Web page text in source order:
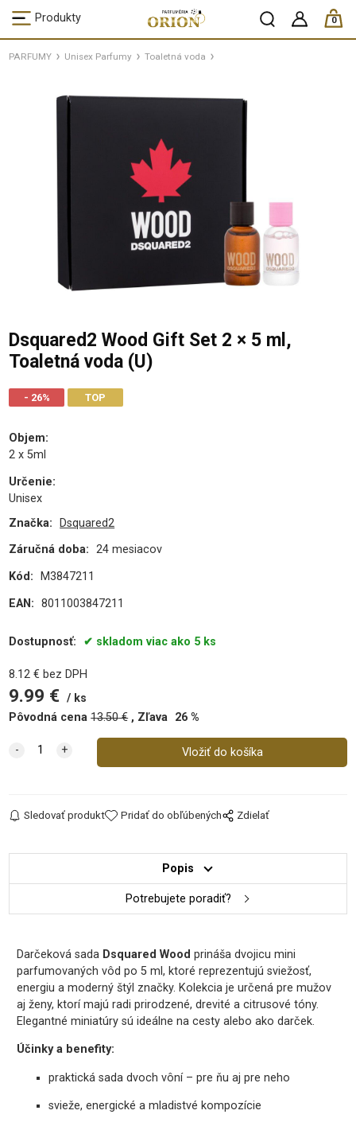
Produkty 0
ks /
PARFUMY Unisex Parfumy Toaletná voda
Dsquared2 Wood Gift Set 2 × 5 ml,
Toaletná voda (U)
- 26% TOP
Objem:
2 x 5ml
Určenie:
Unisex
Značka:
Dsquared2
Záručná doba: 24 mesiacov
Kód:
M3847211
EAN: 8011003847211
Dostupnosť: skladom viac ako 5 ks
8.12 € bez DPH
9.99 €
ks
Pôvodná cena 13.50€ Zľava 26 %
Sledovať produkt Pridať do obľúbených Zdielať
Popis
Potrebujete poradiť?
Darčeková sada Dsquared Wood prináša dvojicu mini
parfumovaných vôd po 5 ml, ktoré reprezentujú sviežosť,
energiu a moderný štýl značky. Kolekcia je určená pre mužov
aj ženy, ktorí majú radi prirodzené, drevité a citrusové tóny.
Elegantné miniatúry sú ideálne na cesty alebo ako darček.
Účinky a benefity:
praktická sada dvoch vôní – pre ňu aj pre neho
svieže, energické a mladistvé kompozície